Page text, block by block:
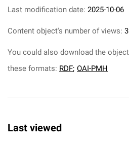
Last modification date: 2025-10-06
Content object's number of views: 3
You could also download the
these formats: RDF; OAI-PMH
Last viewed